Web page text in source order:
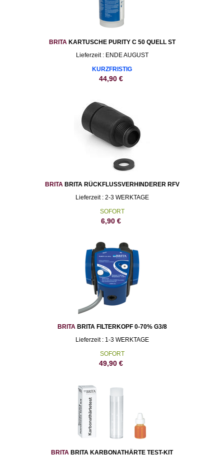
BRITA KARTUSCHE PURITY C 50 QUELL ST
Lieferzeit : ENDE AUGUST
KURZFRISTIG
44,90€
BRITA BRITA RÜCKFLUSSVERHINDERER RFV
Lieferzeit : 2-3 WERKTAGE
SOFORT
6,90€
BRITA BRITA FILTERKOPF 0-70% G3/8
Lieferzeit : 1-3 WERKTAGE
SOFORT
49,90€
BRITA BRITA KARBONATHÄRTE TEST-KIT